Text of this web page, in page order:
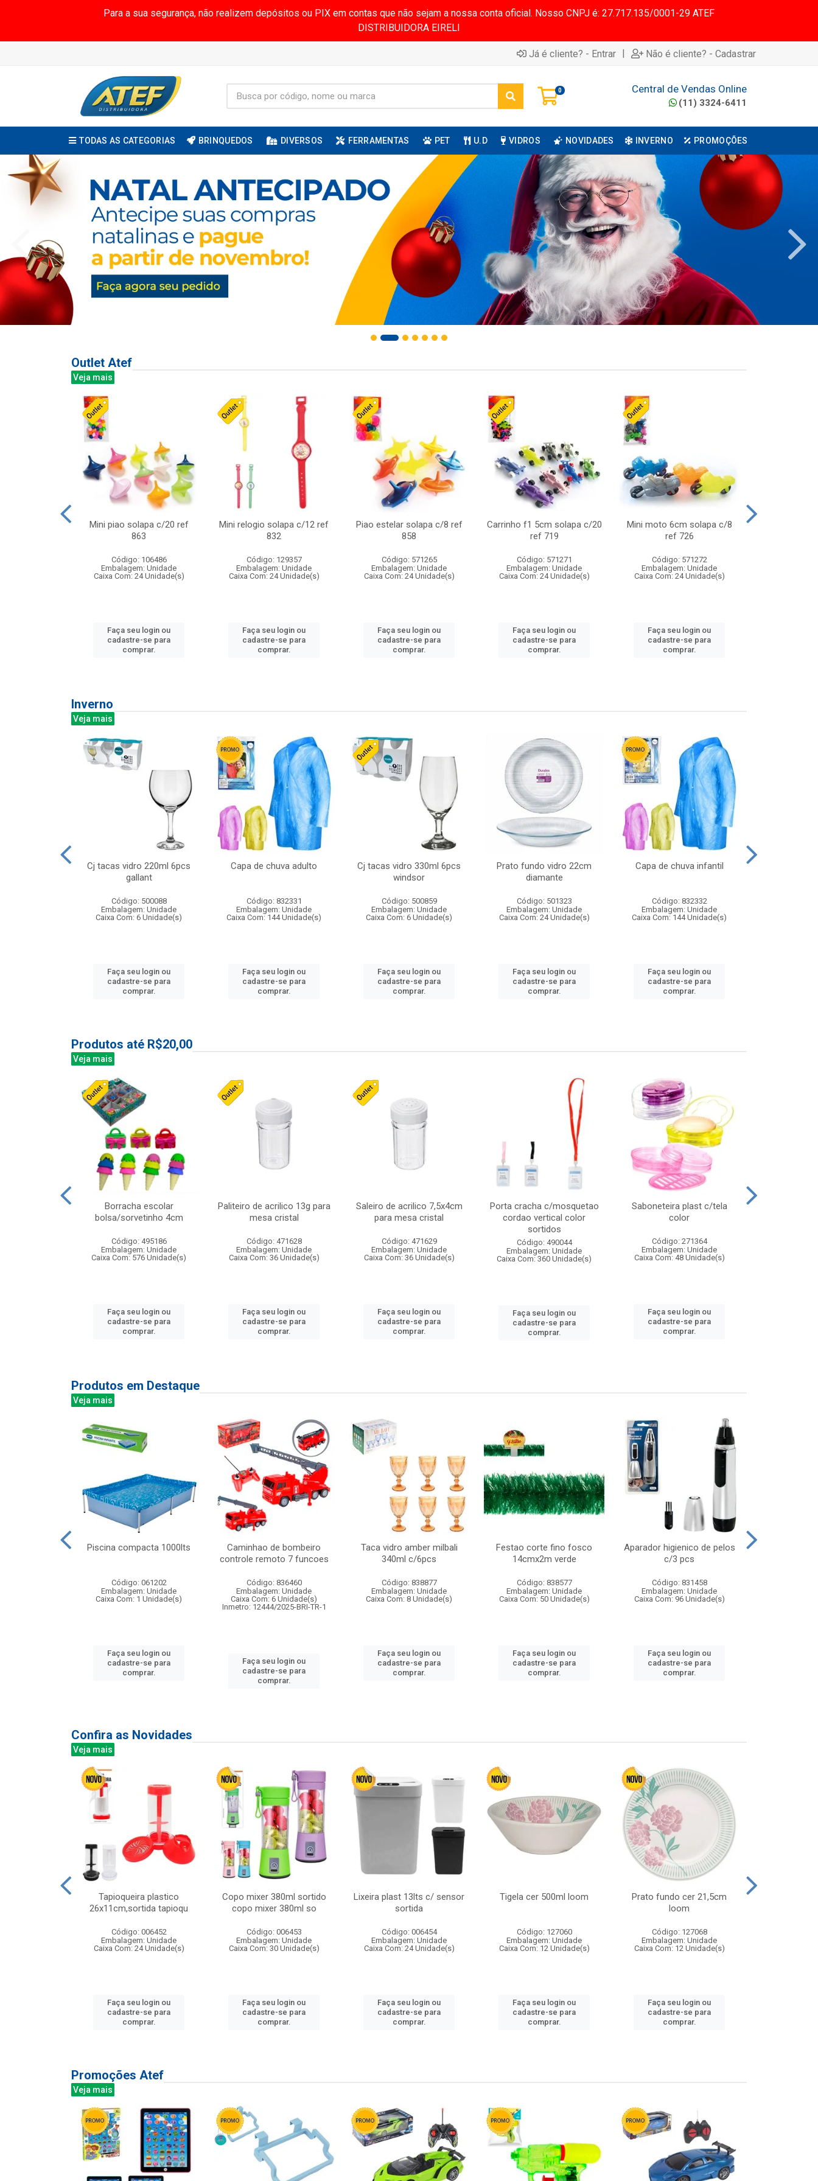
Para a sua segurança, não realizem depósitos ou PIX em contas que não sejam a nossa conta oficial. Nosso CNPJ é: 27.717.135/0001-29 ATEF
DISTRIBUIDORA EIRELI
Já é cliente? - Entrar | Não é cliente? - Cadastrar
0 Central de Vendas Online
(11) 3324-6411
TODAS AS CATEGORIAS BRINQUEDOS DIVERSOS FERRAMENTAS PET U.D VIDROS NOVIDADES INVERNO PROMOÇÕES
Outlet Atef
Veja mais
Mini piao solapa c/20 ref
863
Código: 106486
Embalagem: Unidade
Caixa Com: 24 Unidade(s)
Faça seu login ou
cadastre-se para
comprar.
Mini relogio solapa c/12 ref
832
Código: 129357
Embalagem: Unidade
Caixa Com: 24 Unidade(s)
Faça seu login ou
cadastre-se para
comprar.
Piao estelar solapa c/8 ref
858
Código: 571265
Embalagem: Unidade
Caixa Com: 24 Unidade(s)
Faça seu login ou
cadastre-se para
comprar.
Carrinho f1 5cm solapa c/20
ref 719
Código: 571271
Embalagem: Unidade
Caixa Com: 24 Unidade(s)
Faça seu login ou
cadastre-se para
comprar.
Mini moto 6cm solapa c/8
ref 726
Código: 571272
Embalagem: Unidade
Caixa Com: 24 Unidade(s)
Faça seu login ou
cadastre-se para
comprar.
Inverno
Veja mais
Cj tacas vidro 220ml 6pcs
gallant
Código: 500088
Embalagem: Unidade
Caixa Com: 6 Unidade(s)
Faça seu login ou
cadastre-se para
comprar.
Capa de chuva adulto
Código: 832331
Embalagem: Unidade
Caixa Com: 144 Unidade(s)
Faça seu login ou
cadastre-se para
comprar.
Cj tacas vidro 330ml 6pcs
windsor
Código: 500859
Embalagem: Unidade
Caixa Com: 6 Unidade(s)
Faça seu login ou
cadastre-se para
comprar.
Prato fundo vidro 22cm
diamante
Código: 501323
Embalagem: Unidade
Caixa Com: 24 Unidade(s)
Faça seu login ou
cadastre-se para
comprar.
Capa de chuva infantil
Código: 832332
Embalagem: Unidade
Caixa Com: 144 Unidade(s)
Faça seu login ou
cadastre-se para
comprar.
Produtos até R$20,00
Veja mais
Borracha escolar
bolsa/sorvetinho 4cm
Código: 495186
Embalagem: Unidade
Caixa Com: 576 Unidade(s)
Faça seu login ou
cadastre-se para
comprar.
Paliteiro de acrilico 13g para
mesa cristal
Código: 471628
Embalagem: Unidade
Caixa Com: 36 Unidade(s)
Faça seu login ou
cadastre-se para
comprar.
Saleiro de acrilico 7,5x4cm
para mesa cristal
Código: 471629
Embalagem: Unidade
Caixa Com: 36 Unidade(s)
Faça seu login ou
cadastre-se para
comprar.
Porta cracha c/mosquetao
cordao vertical color
sortidos
Código: 490044
Embalagem: Unidade
Caixa Com: 360 Unidade(s)
Faça seu login ou
cadastre-se para
comprar.
Saboneteira plast c/tela
color
Código: 271364
Embalagem: Unidade
Caixa Com: 48 Unidade(s)
Faça seu login ou
cadastre-se para
comprar.
Produtos em Destaque
Veja mais
Piscina compacta 1000lts
Código: 061202
Embalagem: Unidade
Caixa Com: 1 Unidade(s)
Faça seu login ou
cadastre-se para
comprar.
Caminhao de bombeiro
controle remoto 7 funcoes
Código: 836460
Embalagem: Unidade
Caixa Com: 6 Unidade(s)
Inmetro: 12444/2025-BRI-TR-1
Faça seu login ou
cadastre-se para
comprar.
Taca vidro amber milbali
340ml c/6pcs
Código: 838877
Embalagem: Unidade
Caixa Com: 8 Unidade(s)
Faça seu login ou
cadastre-se para
comprar.
Festao corte fino fosco
14cmx2m verde
Código: 838577
Embalagem: Unidade
Caixa Com: 50 Unidade(s)
Faça seu login ou
cadastre-se para
comprar.
Aparador higienico de pelos
c/3 pcs
Código: 831458
Embalagem: Unidade
Caixa Com: 96 Unidade(s)
Faça seu login ou
cadastre-se para
comprar.
Confira as Novidades
Veja mais
Tapioqueira plastico
26x11cm,sortida tapioqu
Código: 006452
Embalagem: Unidade
Caixa Com: 24 Unidade(s)
Faça seu login ou
cadastre-se para
comprar.
Copo mixer 380ml sortido
copo mixer 380ml so
Código: 006453
Embalagem: Unidade
Caixa Com: 30 Unidade(s)
Faça seu login ou
cadastre-se para
comprar.
Lixeira plast 13lts c/ sensor
sortida
Código: 006454
Embalagem: Unidade
Caixa Com: 24 Unidade(s)
Faça seu login ou
cadastre-se para
comprar.
Tigela cer 500ml loom
Código: 127060
Embalagem: Unidade
Caixa Com: 12 Unidade(s)
Faça seu login ou
cadastre-se para
comprar.
Prato fundo cer 21,5cm
loom
Código: 127068
Embalagem: Unidade
Caixa Com: 12 Unidade(s)
Faça seu login ou
cadastre-se para
comprar.
Promoções Atef
Veja mais